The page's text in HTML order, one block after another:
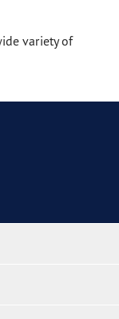
variety of